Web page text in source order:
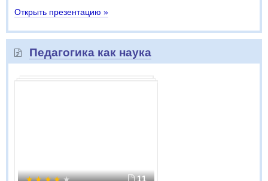
Открыть презентацию »
Педагогика как наука
11